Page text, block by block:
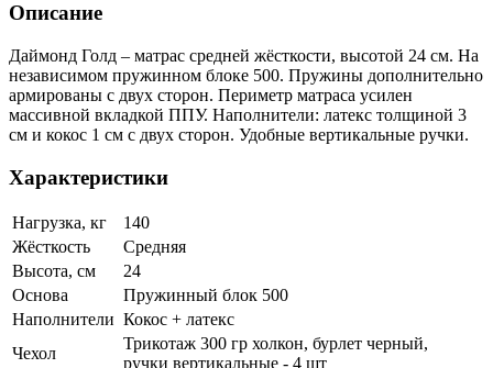
Описание
Даймонд Голд – матрас средней жёсткости, высотой 24 см. На
независимом пружинном блоке 500. Пружины дополнительно
армированы с двух сторон. Периметр матраса усилен
массивной вкладкой ППУ. Наполнители: латекс толщиной 3
см и кокос 1 см с двух сторон. Удобные вертикальные ручки.
Характеристики
Нагрузка, кг
140
Жёсткость
Средняя
Высота, см
24
Основа
Пружинный блок 500
Наполнители Кокос + латекс
Чехол
Трикотаж 300 гр холкон, бурлет черный,
ручки вертикальные - 4 шт